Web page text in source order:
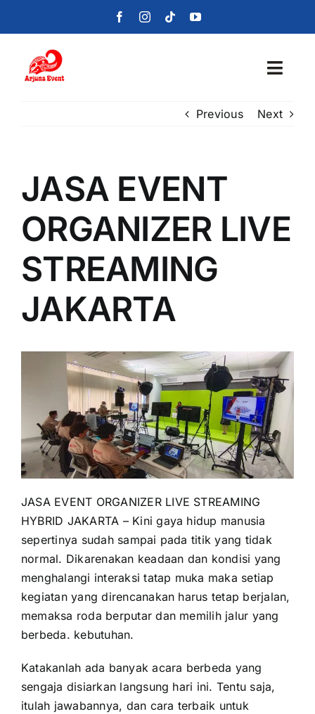
Beranda
Foto
Portofolio
Blog
Hubungi Kami
Previous Next
JASA EVENT
ORGANIZER LIVE
STREAMING
JAKARTA
JASA EVENT ORGANIZER LIVE STREAMING
HYBRID JAKARTA – Kini gaya hidup manusia
sepertinya sudah sampai pada titik yang tidak
normal. Dikarenakan keadaan dan kondisi yang
menghalangi interaksi tatap muka maka setiap
kegiatan yang direncanakan harus tetap berjalan,
memaksa roda berputar dan memilih jalur yang
berbeda. kebutuhan.
Katakanlah ada banyak acara berbeda yang
sengaja disiarkan langsung hari ini. Tentu saja,
itulah jawabannya, dan cara terbaik untuk